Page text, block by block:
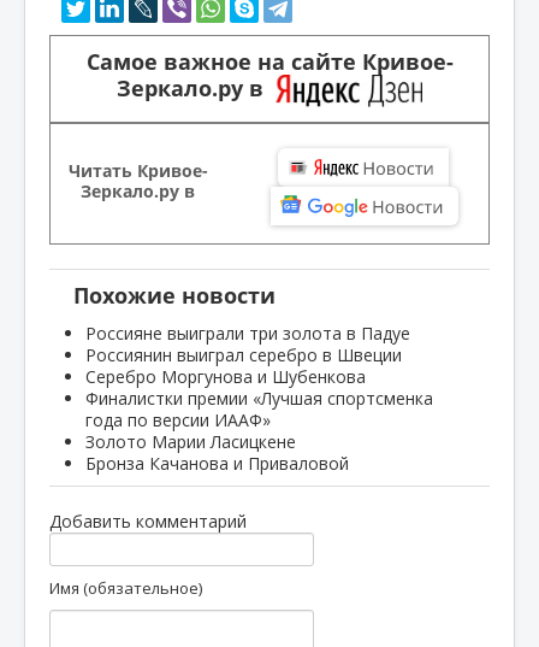
Самое важное на сайте Кривое-
Зеркало.ру в
Читать Кривое-
Зеркало.ру в
Похожие новости
Россияне выиграли три золота в Падуе
Россиянин выиграл серебро в Швеции
Серебро Моргунова и Шубенкова
Финалистки премии «Лучшая спортсменка
года по версии ИААФ»
Золото Марии Ласицкене
Бронза Качанова и Приваловой
Добавить комментарий
Имя (обязательное)